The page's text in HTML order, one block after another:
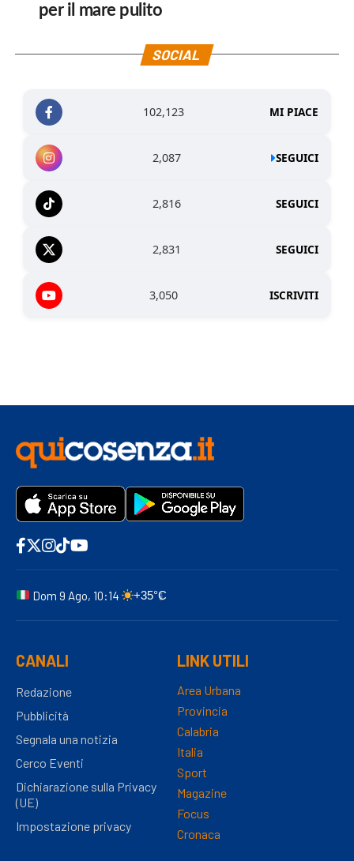
per il mare pulito
SOCIAL
102,123 MI PIACE
2,087 SEGUICI
2,816 SEGUICI
2,831 SEGUICI
3,050 ISCRIVITI
Dom 9 Ago, 10:14 +35°C
CANALI
Redazione
Pubblicità
Segnala una notizia
Cerco Eventi
Dichiarazione sulla Privacy
(UE)
Impostazione privacy
LINK UTILI
Area Urbana
Provincia
Calabria
Italia
Sport
Magazine
Focus
Cronaca